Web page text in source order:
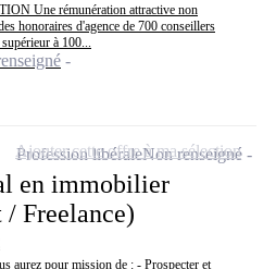
Une rémunération attractive non
honoraires d'agence de 700 conseillers
à 100...
en immobilier
Freelance)
aurez pour mission de : - Prospecter et
Profession libéraleNon renseigné
Ajouter cette offre à ma sélection